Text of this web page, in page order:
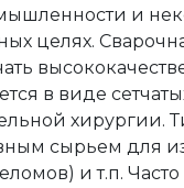
и
целях.
в виде
хирургии.
сырьем для
и т.п.